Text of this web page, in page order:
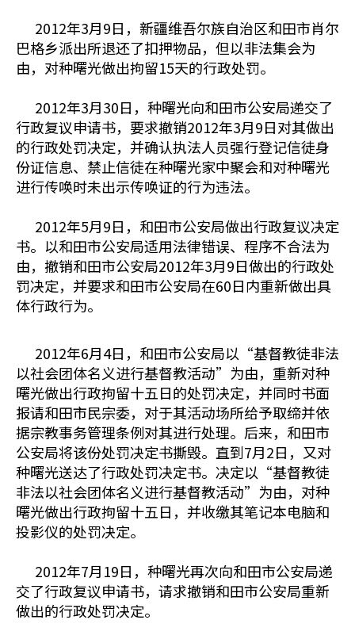
2012年3月9日，新疆维吾尔族自治区和田市肖尔
巴格乡派出所退还了扣押物品，但以非法集会为
由，对种曙光做出拘留15天的行政处罚。
2012年3月30日，种曙光向和田市公安局递交了
行政复议申请书，要求撤销2012年3月9日对其做出
的行政处罚决定，并确认执法人员强行登记信徒身
份证信息、禁止信徒在种曙光家中聚会和对种曙光
进行传唤时未出示传唤证的行为违法。
2012年5月9日，和田市公安局做出行政复议决定
书。以和田市公安局适用法律错误、程序不合法为
由，撤销和田市公安局2012年3月9日做出的行政处
罚决定，并要求和田市公安局在60日内重新做出具
体行政行为。
2012年6月4日，和田市公安局以“基督教徒非法
以社会团体名义进行基督教活动”为由，重新对种
曙光做出行政拘留十五日的处罚决定，并同时书面
报请和田市民宗委，对于其活动场所给予取缔并依
据宗教事务管理条例对其进行处理。后来，和田市
公安局将该份处罚决定书撕毁。直到7月2日，又对
种曙光送达了行政处罚决定书。决定以“基督教徒
非法以社会团体名义进行基督教活动”为由，对种
曙光做出行政拘留十五日，并收缴其笔记本电脑和
投影仪的处罚决定。
2012年7月19日，种曙光再次向和田市公安局递
交了行政复议申请书，请求撤销和田市公安局重新
做出的行政处罚决定。